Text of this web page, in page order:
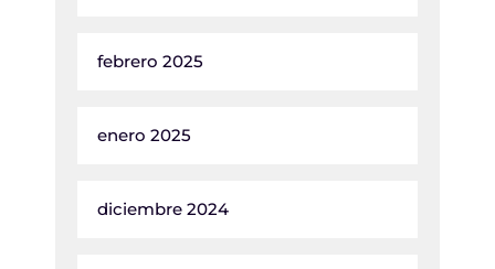
febrero 2025
enero 2025
diciembre 2024